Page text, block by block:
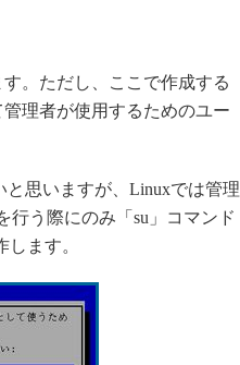
。ただし、ここで作成する
理者が使用するためのユー
思いますが、Linuxでは管理
行う際にのみ「su」コマンド
ます。